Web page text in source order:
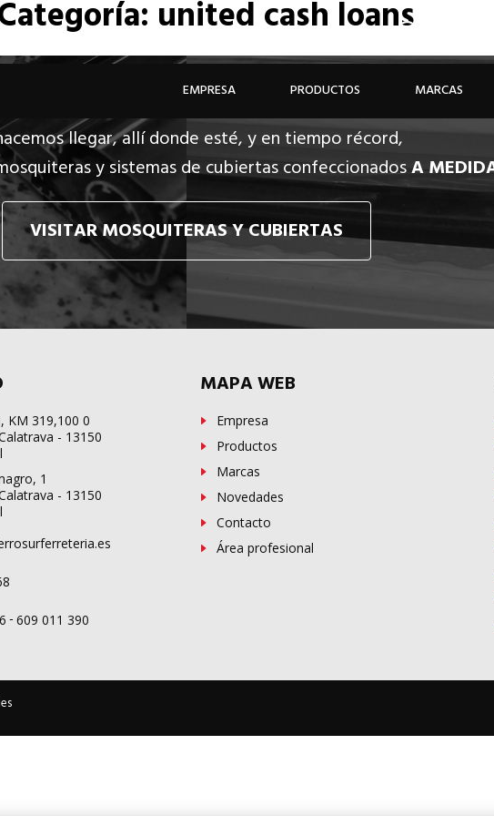
EMPRESA PRODUCTOS MARCAS
united cash loans
llegar, allí donde esté, y en tiempo récord,
y sistemas de cubiertas confeccionadosA
VISITAR MOSQUITERAS Y CUBIERTAS
KM 319,100 0
- 13150
1
- 13150
- 609 011 390
MAPA WEB
Empresa
Productos
Marcas
Novedades
Contacto
Área profesional